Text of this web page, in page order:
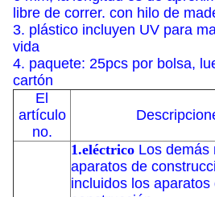
libre de correr. con hilo de
3. plástico incluyen UV para
vida
4. paquete: 25pcs por bolsa,
cartón
El
artículo
no.
1.eléctrico Los demás
aparatos de
incluidos los aparatos